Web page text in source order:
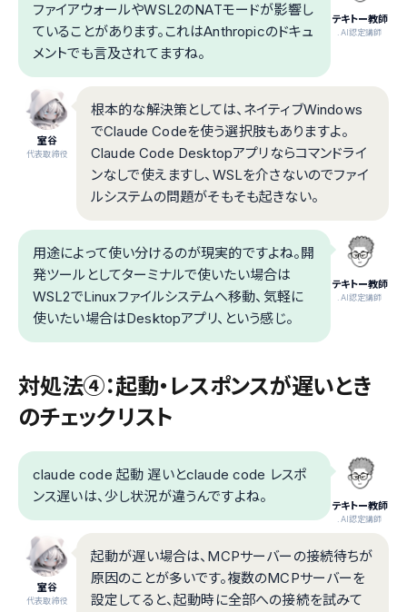
テキトー教師
.AI認定講師
ファイアウォールやWSL2のNATモードが影響し
ていることがあります。これはAnthropicのドキュ
メントでも言及されてますね。
室谷
代表取締役
根本的な解決策としては、ネイティブWindows
でClaude Codeを使う選択肢もありますよ。
Claude Code Desktopアプリならコマンドライ
ンなしで使えますし、WSLを介さないのでファイ
ルシステムの問題がそもそも起きない。
テキトー教師
.AI認定講師
用途によって使い分けるのが現実的ですよね。開
発ツールとしてターミナルで使いたい場合は
WSL2でLinuxファイルシステムへ移動、気軽に
使いたい場合はDesktopアプリ、という感じ。
対処法④：起動・レスポンスが遅いとき
のチェックリスト
テキトー教師
.AI認定講師
claude code 起動 遅いとclaude code レスポ
ンス遅いは、少し状況が違うんですよね。
室谷
代表取締役
起動が遅い場合は、MCPサーバーの接続待ちが
原因のことが多いです。複数のMCPサーバーを
設定してると、起動時に全部への接続を試みて